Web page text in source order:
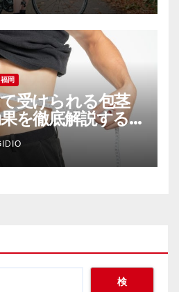
福岡
受けられる包茎
を徹底解説する
検